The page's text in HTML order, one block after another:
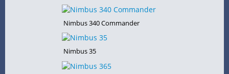
Nimbus 340 Commander
Nimbus 35